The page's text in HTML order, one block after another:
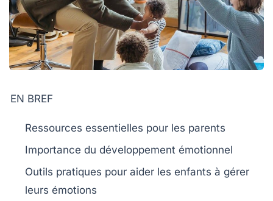
EN BREF
Ressources essentielles pour les parents
Importance du développement émotionnel
Outils pratiques pour aider les enfants à gérer
leurs émotions